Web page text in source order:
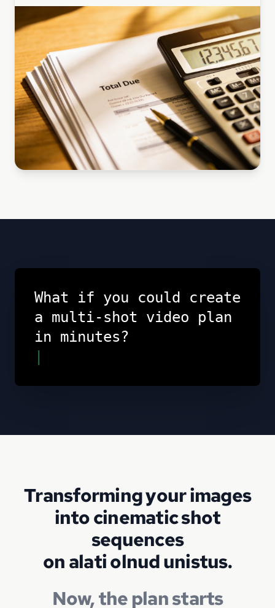
What if you could create
a multi-shot video plan
in minutes?
|
Transforming your images
into cinematic shot
sequences
on alati olnud unistus.
Now, the plan starts